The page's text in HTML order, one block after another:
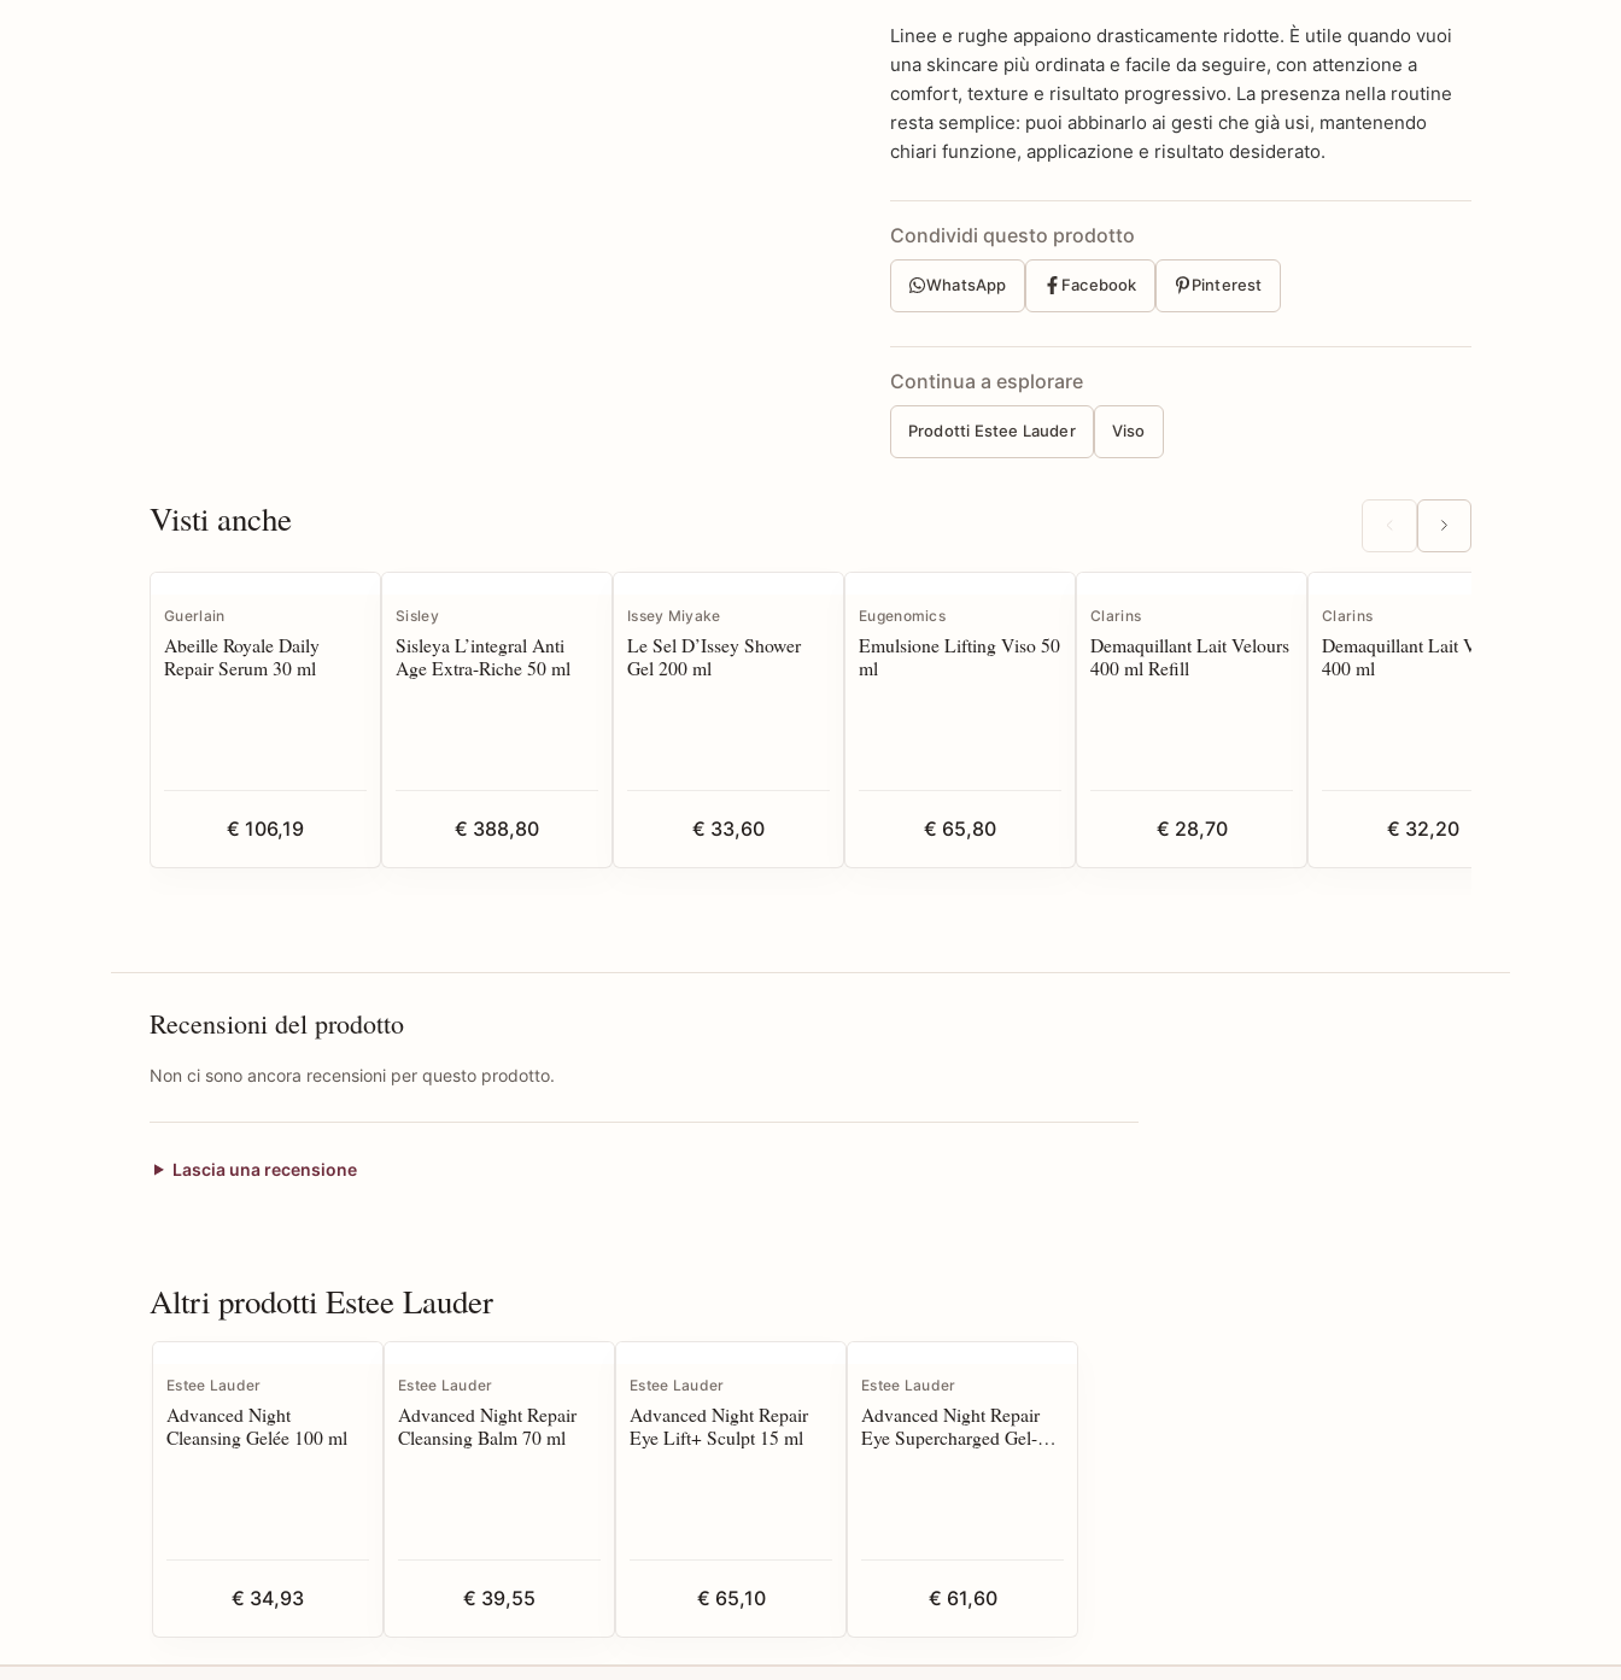
Linee e rughe appaiono drasticamente ridotte. È utile quando vuoi
una skincare più ordinata e facile da seguire, con attenzione a
comfort, texture e risultato progressivo. La presenza nella routine
resta semplice: puoi abbinarlo ai gesti che già usi, mantenendo
chiari funzione, applicazione e risultato desiderato.
Condividi questo prodotto
WhatsApp Facebook Pinterest
Continua a esplorare
Prodotti Estee Lauder Viso
Visti anche
Guerlain
Abeille Royale Daily
Repair Serum 30 ml
€ 106,19
Sisley
Sisleya L’integral Anti
Age Extra-Riche 50 ml
€ 388,80
Issey Miyake
Le Sel D’Issey Shower
Gel 200 ml
€ 33,60
Eugenomics
Emulsione Lifting Viso 50
ml
€ 65,80
Clarins
Demaquillant Lait Velours
400 ml Refill
€ 28,70
Clarins
Demaquillant Lait Velours
400 ml
€ 32,20
Recensioni del prodotto
Non ci sono ancora recensioni per questo prodotto.
Lascia una recensione
Altri prodotti Estee Lauder
Estee Lauder
Advanced Night
Cleansing Gelée 100 ml
€ 34,93
Estee Lauder
Advanced Night Repair
Cleansing Balm 70 ml
€ 39,55
Estee Lauder
Advanced Night Repair
Eye Lift+ Sculpt 15 ml
€ 65,10
Estee Lauder
Advanced Night Repair
Eye Supercharged Gel-
€ 61,60